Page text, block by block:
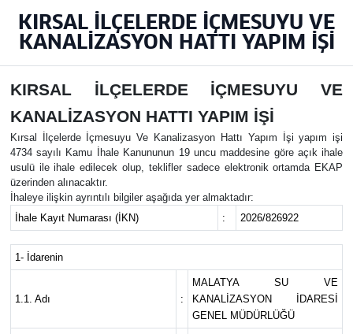
KIRSAL İLÇELERDE İÇMESUYU VE
KANALİZASYON HATTI YAPIM İŞİ
KIRSAL İLÇELERDE İÇMESUYU VE
KANALİZASYON HATTI YAPIM İŞİ
Kırsal İlçelerde İçmesuyu Ve Kanalizasyon Hattı Yapım İşi yapım işi
4734 sayılı Kamu İhale Kanununun 19 uncu maddesine göre açık ihale
usulü ile ihale edilecek olup, teklifler sadece elektronik ortamda EKAP
üzerinden alınacaktır.
İhaleye ilişkin ayrıntılı bilgiler aşağıda yer almaktadır:
İhale Kayıt Numarası (İKN)
: 2026/826922
1- İdarenin
1.1. Adı :
MALATYA SU VE
KANALİZASYON İDARESİ
GENEL MÜDÜRLÜĞÜ
Spor
Resmi İlanlar
Tüm Manşetler
Son Dakika Haberleri
Haber Arşivi